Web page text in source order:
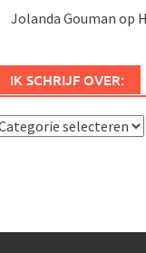
Jolanda Gouman op
IK SCHRIJF OVER: